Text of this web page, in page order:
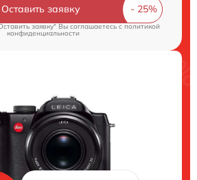
Оставить заявку
заявку" Вы соглашаетесь cполитикой
конфиденциальности